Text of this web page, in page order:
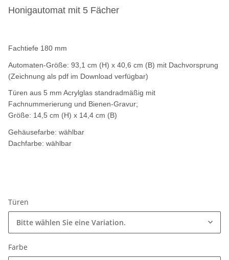
Honigautomat mit 5 Fächer
Fachtiefe 180 mm
Automaten-Größe: 93,1 cm (H) x 40,6 cm (B) mit Dachvorsprung
(Zeichnung als pdf im Download verfügbar)
Türen aus 5 mm Acrylglas standradmäßig mit
Fachnummerierung und Bienen-Gravur;
Größe: 14,5 cm (H) x 14,4 cm (B)
Gehäusefarbe: wählbar
Dachfarbe: wählbar
Türen
Bitte wählen Sie eine Variation.
Farbe